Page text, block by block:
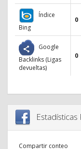
Índice
Bing
0
Google
Backlinks (Ligas
devueltas)
0
Estadísticas
Compartir conteo